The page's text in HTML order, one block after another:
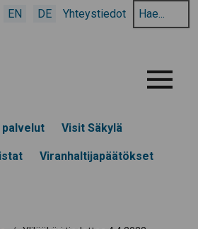
EN DE Yhteystiedot
Hae
hakusanalla:
Menu
Visit Säkylä
Viranhaltijapäätökset